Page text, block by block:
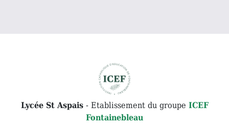
Lycée St Aspais- Etablissement du groupe ICEF
Fontainebleau